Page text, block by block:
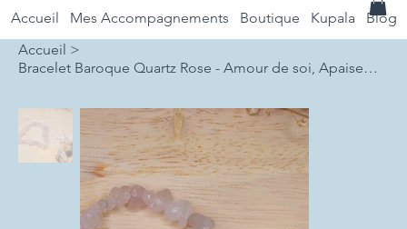
Accueil Mes Accompagnements Boutique Kupala Blog
Accueil >
Bracelet Baroque Quartz Rose - Amour de soi, Apaisement et Confiance